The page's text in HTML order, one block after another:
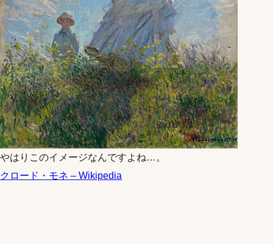
やはりこのイメージなんですよね…。
クロード・モネ – Wikipedia